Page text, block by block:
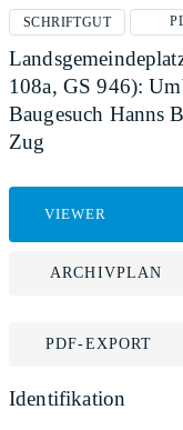
SCHRIFTGUT
108a, GS 946):
Baugesuch Hanns
Zug
VIEWER
ARCHIVPLAN
PDF-EXPORT
Identifikation